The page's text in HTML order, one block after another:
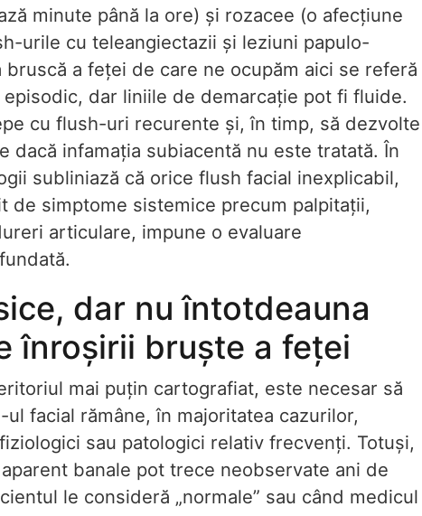
minute până la ore) și rozacee (o afecțiune
urile cu teleangiectazii și leziuni papulo-
bruscă a feței de care ne ocupăm aici se referă
dar liniile de demarcație pot fi fluide.
cu flush-uri recurente și, în timp, să dezvolte
dacă infamația subiacentă nu este tratată. În
subliniază că orice flush facial inexplicabil,
de simptome sistemice precum palpitații,
articulare, impune o evaluare
dar nu întotdeauna
înroșirii bruște a feței
mai puțin cartografiat, este necesar să
facial rămâne, în majoritatea cazurilor,
sau patologici relativ frecvenți. Totuși,
banale pot trece neobservate ani de
le consideră „normale” sau când medicul